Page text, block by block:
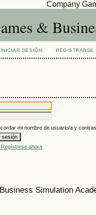
Company
&
INICIAR SESIÓN REGISTRARSE
mi nombre de usuario/a y
ahora
Simulation